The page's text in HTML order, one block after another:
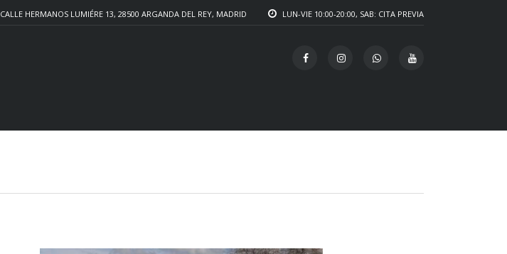
LUN-VIE 10:00-20:00, SAB: CITA PREVIA
CALLE HERMANOS LUMIÉRE 13, 28500 ARGANDA DEL REY, MADRID